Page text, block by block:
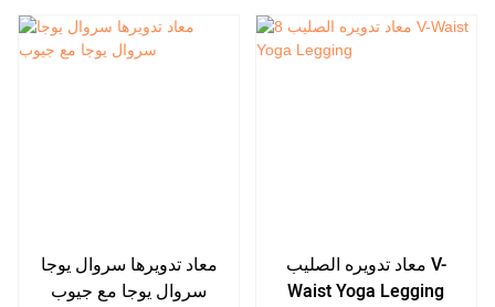
معاد تدويرها سروال يوجا
سروال يوجا مع جيوب
معاد تدويره الصليب V-
Waist Yoga Legging